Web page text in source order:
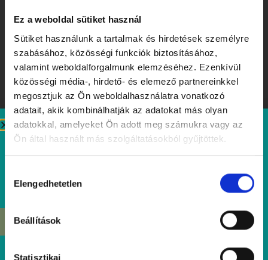
Ez a weboldal sütiket használ
Sütiket használunk a tartalmak és hirdetések személyre
szabásához, közösségi funkciók biztosításához,
valamint weboldalforgalmunk elemzéséhez. Ezenkívül
közösségi média-, hirdető- és elemező partnereinkkel
megosztjuk az Ön weboldalhasználatra vonatkozó
adatait, akik kombinálhatják az adatokat más olyan
adatokkal, amelyeket Ön adott meg számukra vagy az
Ön által használt más szolgáltatásokból gyűjtöttek.
kiválasztása
Elengedhetetlen
Beállítások
Statisztikai
Flavors Worth Remembering – Tibidabo Tasting Week in
Honor of Summer
ÉRDEKEL